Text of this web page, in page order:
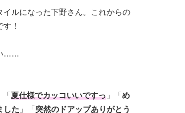
ルになった下野さん。これからの
！
……
「 夏仕様でカッコいいですっ 」「 め
した 」「 突然のドアップありがとう